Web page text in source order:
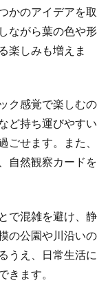
かのアイデアを取
ながら葉の色や形
楽しみも増えま
ク感覚で楽しむの
ど持ち運びやすい
ごせます。また、
自然観察カードを
で混雑を避け、静
の公園や川沿いの
うえ、日常生活に
きます。